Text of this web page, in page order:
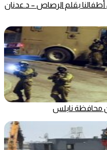
بقلم الرصاص – د.عدنان